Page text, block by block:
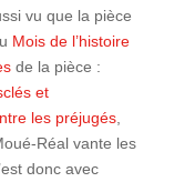
vu que la pièce
Mois de l’histoire
de la pièce :
et
les préjugés,
Réal vante les
donc avec